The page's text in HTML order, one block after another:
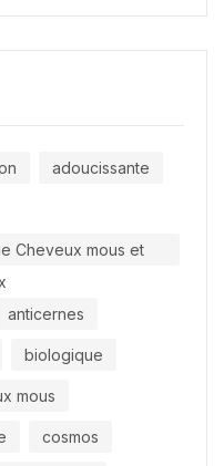
adoucissante
Cheveux mous et
anticernes
biologique
mous
cosmos